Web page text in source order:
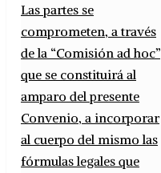
Las partes se
comprometen, a través
de la “Comisión ad hoc”
que se constituirá al
amparo del presente
Convenio, a incorporar
al cuerpo del mismo las
fórmulas legales que